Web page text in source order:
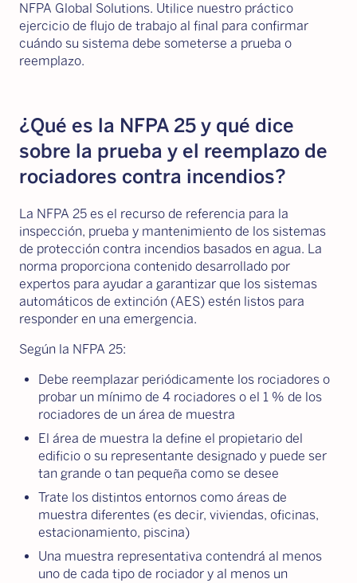
NFPA Global Solutions. Utilice nuestro práctico
ejercicio de flujo de trabajo al final para confirmar
cuándo su sistema debe someterse a prueba o
reemplazo.
¿Qué es la NFPA 25 y qué dice
sobre la prueba y el reemplazo de
rociadores contra incendios?
La NFPA 25 es el recurso de referencia para la
inspección, prueba y mantenimiento de los sistemas
de protección contra incendios basados en agua. La
norma proporciona contenido desarrollado por
expertos para ayudar a garantizar que los sistemas
automáticos de extinción (AES) estén listos para
responder en una emergencia.
Según la NFPA 25:
Debe reemplazar periódicamente los rociadores o
probar un mínimo de 4 rociadores o el 1 % de los
rociadores de un área de muestra
El área de muestra la define el propietario del
edificio o su representante designado y puede ser
tan grande o tan pequeña como se desee
Trate los distintos entornos como áreas de
muestra diferentes (es decir, viviendas, oficinas,
estacionamiento, piscina)
Una muestra representativa contendrá al menos
uno de cada tipo de rociador y al menos un